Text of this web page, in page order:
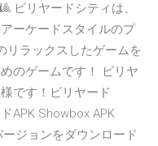
ビリヤードシティは、
ーケードスタイルのプ
リラックスしたゲームを
のゲームです！ ビリヤ
です！ビリヤード
APK Showbox APK
ジョンをダウンロード